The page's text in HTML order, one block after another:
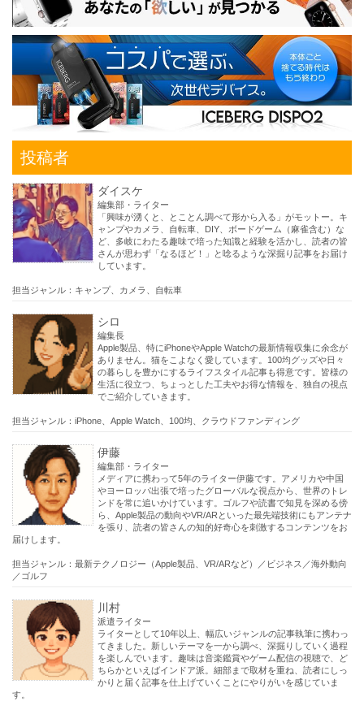
投稿者
ダイスケ
編集部・ライター
「興味が湧くと、とことん調べて形から入る」がモットー。キ
ャンプやカメラ、自転車、DIY、ボードゲーム（麻雀含む）な
ど、多岐にわたる趣味で培った知識と経験を活かし、読者の皆
さんが思わず「なるほど！」と唸るような深掘り記事をお届け
しています。
担当ジャンル：キャンプ、カメラ、自転車
シロ
編集長
Apple製品、特にiPhoneやApple Watchの最新情報収集に余念が
ありません。猫をこよなく愛しています。100均グッズや日々
の暮らしを豊かにするライフスタイル記事も得意です。皆様の
生活に役立つ、ちょっとした工夫やお得な情報を、独自の視点
でご紹介していきます。
担当ジャンル：iPhone、Apple Watch、100均、クラウドファンディング
伊藤
編集部・ライター
メディアに携わって5年のライター伊藤です。アメリカや中国
やヨーロッパ出張で培ったグローバルな視点から、世界のトレ
ンドを常に追いかけています。ゴルフや読書で知見を深める傍
ら、Apple製品の動向やVR/ARといった最先端技術にもアンテナ
を張り、読者の皆さんの知的好奇心を刺激するコンテンツをお
届けします。
担当ジャンル：最新テクノロジー（Apple製品、VR/ARなど）／ビジネス／海外動向
／ゴルフ
川村
派遣ライター
ライターとして10年以上、幅広いジャンルの記事執筆に携わっ
てきました。新しいテーマを一から調べ、深掘りしていく過程
を楽しんでいます。趣味は音楽鑑賞やゲーム配信の視聴で、ど
ちらかといえばインドア派。細部まで取材を重ね、読者にしっ
かりと届く記事を仕上げていくことにやりがいを感じていま
す。